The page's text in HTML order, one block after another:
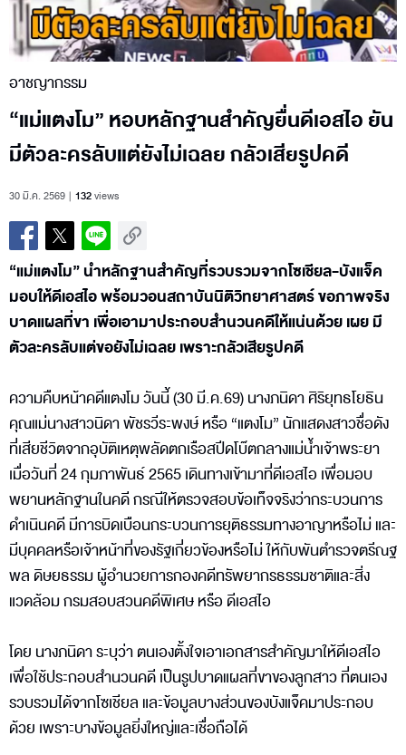
อาชญากรรม
“แม่แตงโม” หอบหลักฐานสำคัญยื่นดีเอสไอ ยัน
มีตัวละครลับแต่ยังไม่เฉลย กลัวเสียรูปคดี
30 มี.ค. 2569 132views
“แม่แตงโม” นำหลักฐานสำคัญที่รวบรวมจากโซเชียล-บังแจ็ค
มอบให้ดีเอสไอ พร้อมวอนสถาบันนิติวิทยาศาสตร์ ขอภาพจริง
บาดแผลที่ขา เพื่อเอามาประกอบสำนวนคดีให้แน่นด้วย เผย มี
ตัวละครลับแต่ขอยังไม่เฉลย เพราะกลัวเสียรูปคดี
ความคืบหน้าคดีแตงโม วันนี้ (30 มี.ค.69) นางภนิดา ศิริยุทธโยธิน
คุณแม่นางสาวนิดา พัชรวีระพงษ์ หรือ “แตงโม” นักแสดงสาวชื่อดัง
ที่เสียชีวิตจากอุบัติเหตุพลัดตกเรือสปีดโบ๊ตกลางแม่น้ำเจ้าพระยา
เมื่อวันที่ 24 กุมภาพันธ์ 2565 เดินทางเข้ามาที่ดีเอสไอ เพื่อมอบ
พยานหลักฐานในคดี กรณีให้ตรวจสอบข้อเท็จจริงว่ากระบวนการ
ดำเนินคดี มีการบิดเบือนกระบวนการยุติธรรมทางอาญาหรือไม่ และ
มีบุคคลหรือเจ้าหน้าที่ของรัฐเกี่ยวข้องหรือไม่ ให้กับพันตำรวจตรีณฐ
พล ดิษยธรรม ผู้อำนวยการกองคดีทรัพยากรธรรมชาติและสิ่ง
แวดล้อม กรมสอบสวนคดีพิเศษ หรือ ดีเอสไอ
โดย นางภนิดา ระบุว่า ตนเองตั้งใจเอาเอกสารสำคัญมาให้ดีเอสไอ
เพื่อใช้ประกอบสำนวนคดี เป็นรูปบาดแผลที่ขาของลูกสาว ที่ตนเอง
รวบรวมได้จากโซเชียล และข้อมูลบางส่วนของบังแจ็คมาประกอบ
ด้วย เพราะบางข้อมูลยิ่งใหญ่และเชื่อถือได้